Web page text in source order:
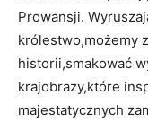
Prowansji.
królestwo,możemy
historii,smakować
krajobrazy,które
majestatycznych